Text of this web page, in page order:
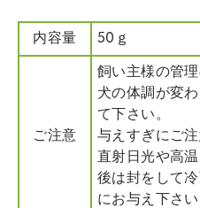
内容量 50ｇ
ご注意
飼い主様の管
犬の体調が変
て下さい。
与えすぎにご注
直射日光や高
後は封をして
にお与え下さい